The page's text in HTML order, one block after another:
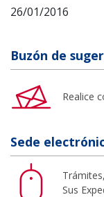
26/01/2016
Buzón de
Realice
Sede
Sus